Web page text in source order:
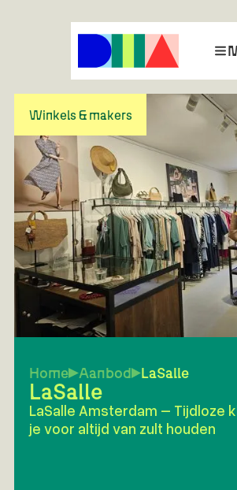
Home Aanbod LaSalle
LaSalle
LaSalle Amsterdam – Tijdloze
je voor altijd van zult houden
Winkels & makers